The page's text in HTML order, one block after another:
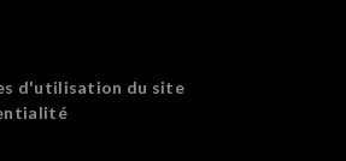
d'utilisation du site